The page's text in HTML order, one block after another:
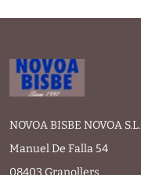
NOVOA BISBE NOVOA S.L.
Manuel De Falla 54